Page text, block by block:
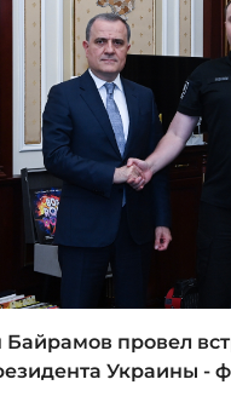
провел
Украины -